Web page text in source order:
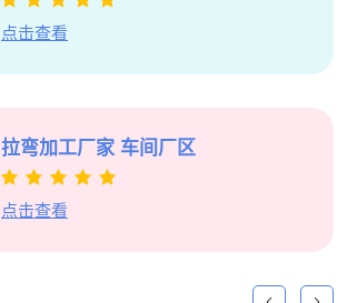
点击查看
拉弯加工厂家 车间厂区
点击查看